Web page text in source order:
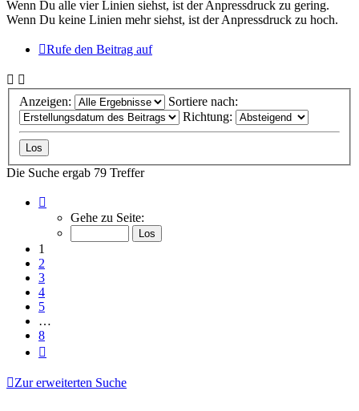
Wenn Du alle vier Linien siehst, ist der Anpressdruck zu gering.
Wenn Du keine Linien mehr siehst, ist der Anpressdruck zu hoch.
Rufe den Beitrag auf
Anzeigen:
Sortiere nach:
Richtung:
Die Suche ergab 79 Treffer
von
Gehe zu Seite:
1
2
3
4
5
…
8
Zur erweiterten Suche